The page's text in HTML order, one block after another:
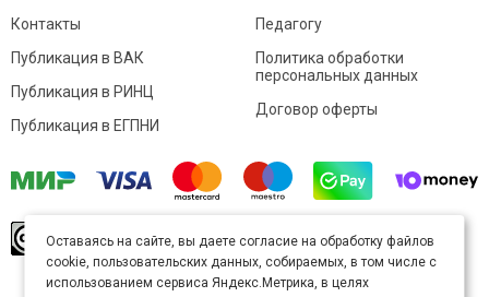
Контакты
Педагогу
Публикация в ВАК
Публикация в РИНЦ
Публикация в ЕГПНИ
Политика обработки
персональных данных
Договор оферты
произведение доступно полицензии Creative
Commons «Attribution» («Атрибуция») 4.0
Непортированная.
Оставаясь на сайте, вы даете согласие на обработку файлов
cookie, пользовательских данных, собираемых, в том числе с
использованием сервиса Яндекс.Метрика, в целях